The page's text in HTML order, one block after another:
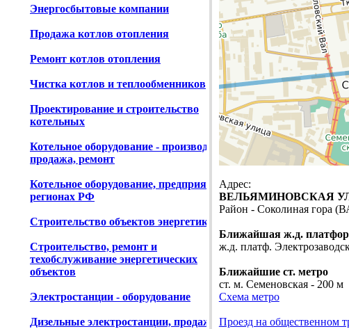
Энергосбытовые компании
Продажа котлов отопления
Ремонт котлов отопления
Чистка котлов и теплообменников
Проектирование и строительство
котельных
Котельное оборудование - производство,
продажа, ремонт
Котельное оборудование, предприятия в
регионах РФ
Строительство объектов энергетики
Строительство, ремонт и
техобслуживание энергетических
объектов
Электростанции - оборудование
Дизельные электростанции, продажа
Адрес:
ВЕЛЬЯМИНОВСКАЯ
Район - Соколиная гора
Ближайшая ж.д.
ж.д. платф.
Ближайшие ст. метро
ст. м. Семеновская - 200 м
Схема метро
Проезд на общественном